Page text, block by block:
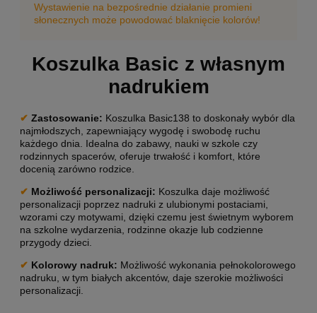
Wystawienie na bezpośrednie działanie promieni
słonecznych może powodować blaknięcie kolorów!
Koszulka Basic z własnym
nadrukiem
✔ Zastosowanie: Koszulka Basic138 to doskonały wybór dla
najmłodszych, zapewniający wygodę i swobodę ruchu
każdego dnia. Idealna do zabawy, nauki w szkole czy
rodzinnych spacerów, oferuje trwałość i komfort, które
docenią zarówno rodzice.
✔ Możliwość personalizacji: Koszulka daje możliwość
personalizacji poprzez nadruki z ulubionymi postaciami,
wzorami czy motywami, dzięki czemu jest świetnym wyborem
na szkolne wydarzenia, rodzinne okazje lub codzienne
przygody dzieci.
✔ Kolorowy nadruk: Możliwość wykonania pełnokolorowego
nadruku, w tym białych akcentów, daje szerokie możliwości
personalizacji.